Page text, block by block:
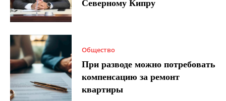
Северному Кипру
Общество
При разводе можно потребовать
компенсацию за ремонт
квартиры